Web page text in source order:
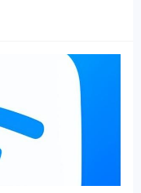
焦出海营销商业模式